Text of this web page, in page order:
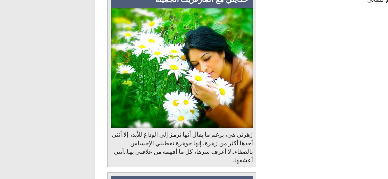
زهرتي هي، برغم ما يقال أنها ترمز إلى الوداع للأبد، إلا أنني
أجدها أكثر من زهرة، إنها جوهرة تعطيني الإحساس
بالصفاء..لا أعرف سرها، كل ما أفهمه من علاقتي بها..أنني
أعشقها..